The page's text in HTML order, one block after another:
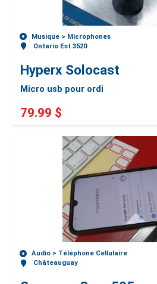
Musique > Microphones
Ontario Est 3520
Hyperx Solocast
Micro usb pour ordi
79.99 $
Audio > Téléphone Cellulaire
Châteauguay